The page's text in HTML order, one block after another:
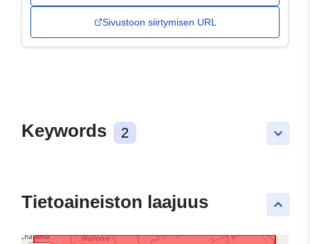
Sivustoon siirtymisen URL
keyboard_arrow_down
Keywords 2
keyboard_arrow_up
Tietoaineiston laajuus